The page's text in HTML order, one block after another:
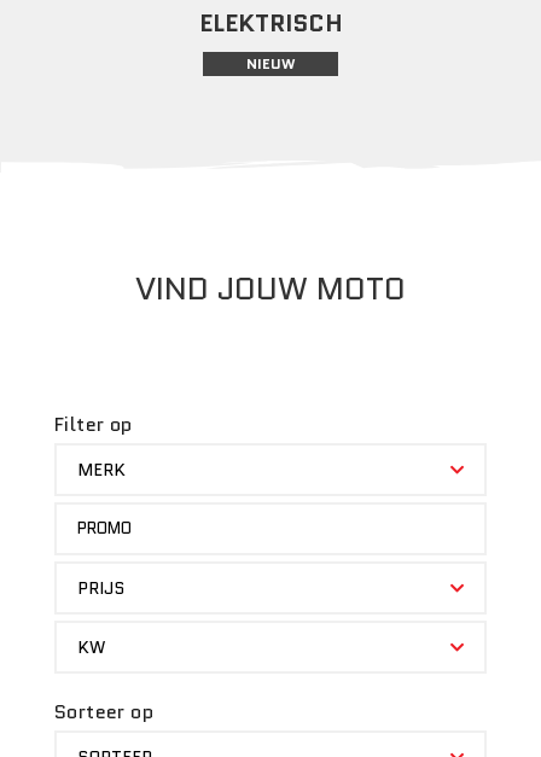
ELEKTRISCH
NIEUW
VIND JOUW MOTO
Filter op
MERK
PROMO
PRIJS
KW
Sorteer op